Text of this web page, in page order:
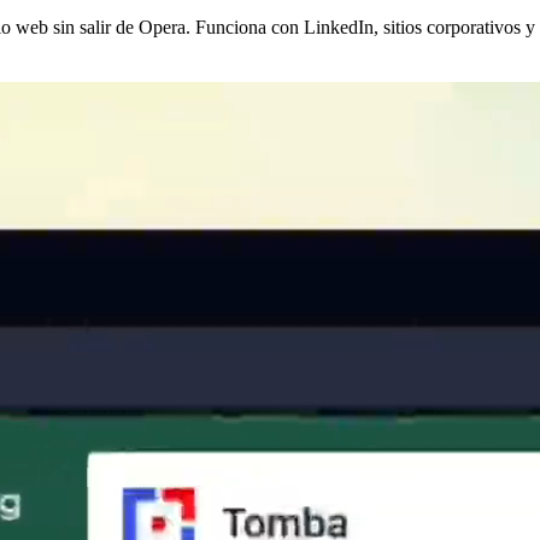
web sin salir de Opera. Funciona con LinkedIn, sitios corporativos y